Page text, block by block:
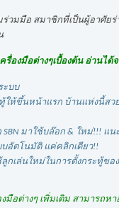
ร่วมมือ สมาชิกที่เป็นผู้อาศั
รื่องมือต่างๆเบื้องต้น อ่านไ
ะบบ
ให้ขึ้นหน้าแรก บ้านแห่งนี้สว
มาใช้บล๊อก & ใหม่!!! แ
บอัตโนมัติ แค่คลิกเดียว!!
กเล่นใหม่ในการตั้งกระทู้ขอ
มือต่างๆ เพิ่มเติม สามารถห